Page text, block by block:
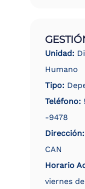
Unidad:
Humano
Tipo:
Teléfono:
-9478
Dirección:
CAN
Horario
viernes